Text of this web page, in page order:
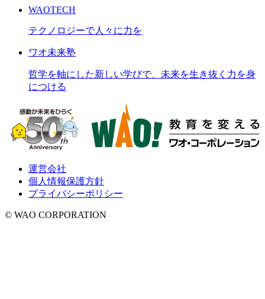
WAOTECH
テクノロジーで人々に力を
ワオ未来塾
哲学を軸にした新しい学びで、未来を生き抜く力を身
につける
運営会社
個人情報保護方針
プライバシーポリシー
© WAO CORPORATION